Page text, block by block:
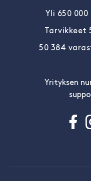
Yli 650
50 384
Yrityksen